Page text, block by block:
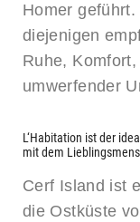
Homer
diejenigen
Ruhe,
umwerfender
L‘Habitation ist der
mit dem
Cerf Island ist
die Ostküste